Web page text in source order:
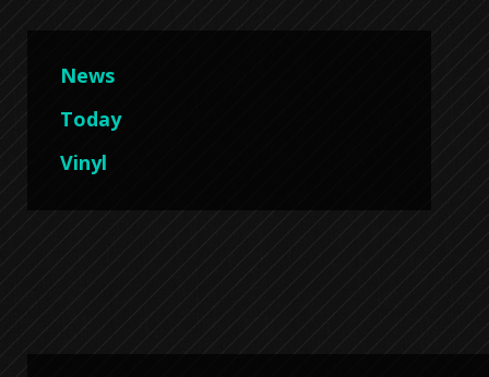
News
Today
Vinyl